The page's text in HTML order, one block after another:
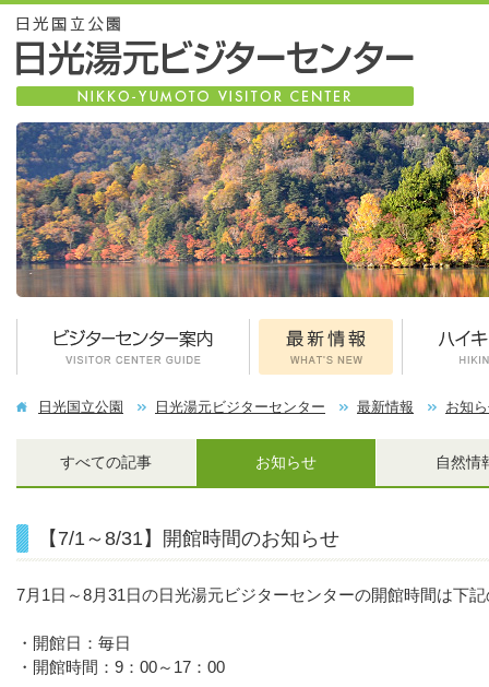
日光国立公園 日光湯元ビジターセンター 最新情報 お知
すべての記事 お知らせ 自然情
【7/1～8/31】開館時間のお知らせ
7月1日～8月31日の日光湯元ビジターセンターの開館時間は下
・開館日：毎日
・開館時間：9：00～17：00